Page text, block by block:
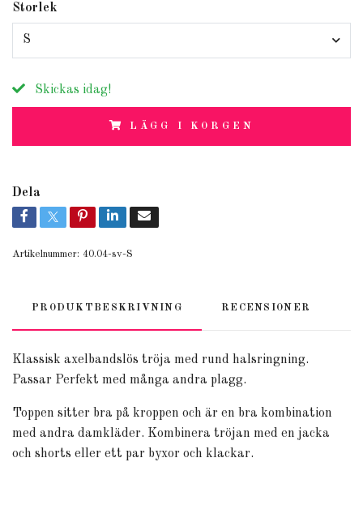
Storlek
S
Skickas idag!
LÄGG I KORGEN
Dela
Artikelnummer: 40.04-sv-S
PRODUKTBESKRIVNING RECENSIONER
Klassisk axelbandslös tröja med rund halsringning.
Passar Perfekt med många andra plagg.
Toppen sitter bra på kroppen och är en bra kombination
med andra damkläder. Kombinera tröjan med en jacka
och shorts eller ett par byxor och klackar.